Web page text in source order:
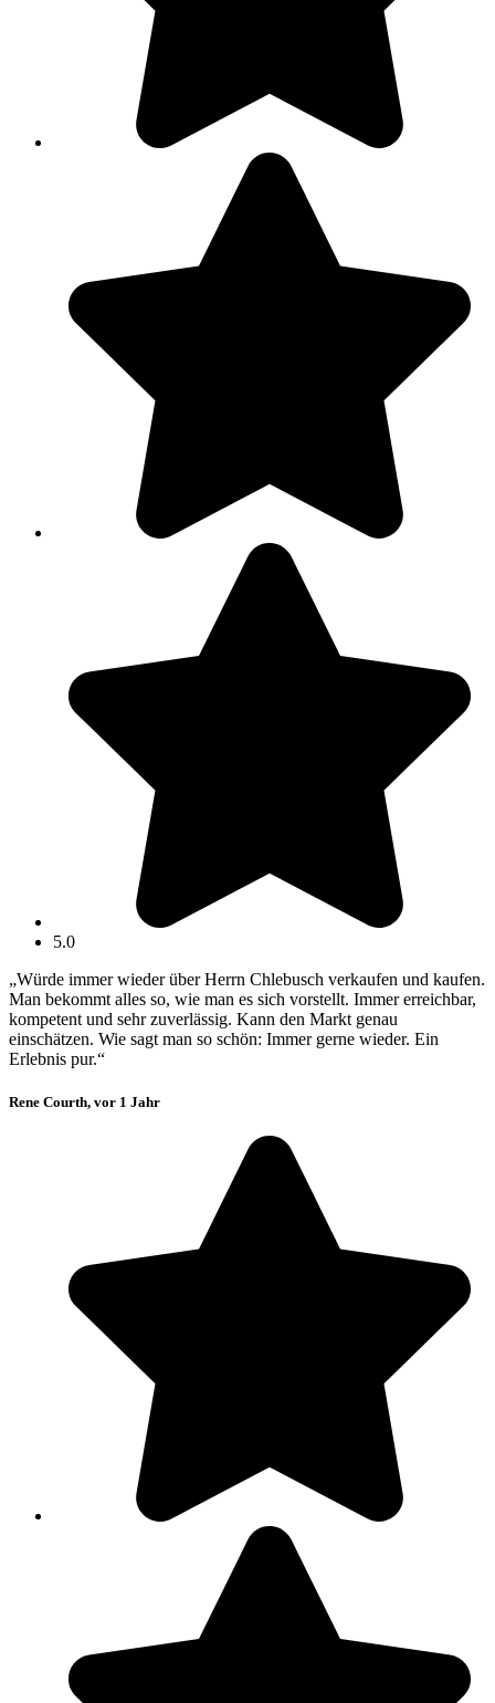
5.0
„Würde immer wieder über Herrn Chlebusch verkaufen und kaufen.
Man bekommt alles so, wie man es sich vorstellt. Immer erreichbar,
kompetent und sehr zuverlässig. Kann den Markt genau
einschätzen. Wie sagt man so schön: Immer gerne wieder. Ein
Erlebnis pur.“
Rene Courth, vor 1 Jahr